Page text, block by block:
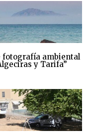
fotografía ambiental
y Tarifa”